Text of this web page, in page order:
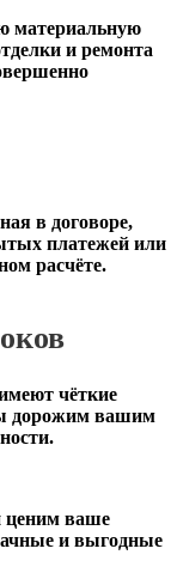
материальную
и ремонта
в договоре,
платежей или
расчёте.
чёткие
дорожим вашим
ценим ваше
и выгодные